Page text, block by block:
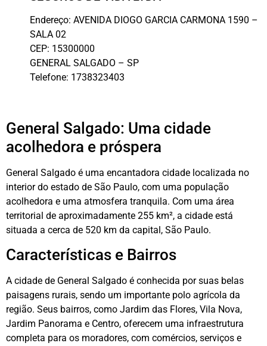
Endereço: AVENIDA DIOGO GARCIA CARMONA 1590 –
SALA 02
CEP: 15300000
GENERAL SALGADO – SP
Telefone: 1738323403
General Salgado: Uma cidade
acolhedora e próspera
General Salgado é uma encantadora cidade localizada no
interior do estado de São Paulo, com uma população
acolhedora e uma atmosfera tranquila. Com uma área
territorial de aproximadamente 255 km², a cidade está
situada a cerca de 520 km da capital, São Paulo.
Características e Bairros
A cidade de General Salgado é conhecida por suas belas
paisagens rurais, sendo um importante polo agrícola da
região. Seus bairros, como Jardim das Flores, Vila Nova,
Jardim Panorama e Centro, oferecem uma infraestrutura
completa para os moradores, com comércios, serviços e